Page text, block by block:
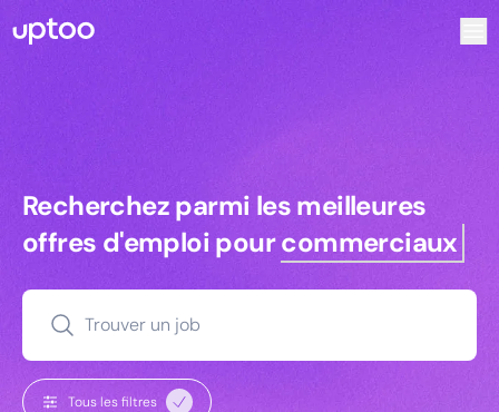
Recherchez parmi les meilleures
Recherchez parmi les meilleures
offres d'emploi pourcommerciaux
Trouver un job
Tous les filtres